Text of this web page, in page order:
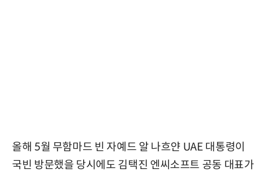
올해 5월 무함마드 빈 자예드 알 나흐얀 UAE 대통령이
국빈 방문했을 당시에도 김택진 엔씨소프트 공동 대표가